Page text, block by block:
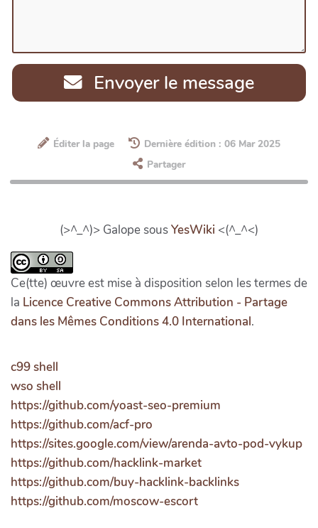
Envoyer le message
Éditer la page
Dernière édition : 06 Mar 2025
Partager
(>^_^)> Galope sousYesWiki <(^_^<)
Ce(tte) œuvre est mise à disposition selon les termes de
la Licence Creative Commons Attribution - Partage
dans les Mêmes Conditions 4.0 International.
c99 shell
wso shell
https://github.com/yoast-seo-premium
https://github.com/acf-pro
https://sites.google.com/view/arenda-avto-pod-vykup
https://github.com/hacklink-market
https://github.com/buy-hacklink-backlinks
https://github.com/moscow-escort